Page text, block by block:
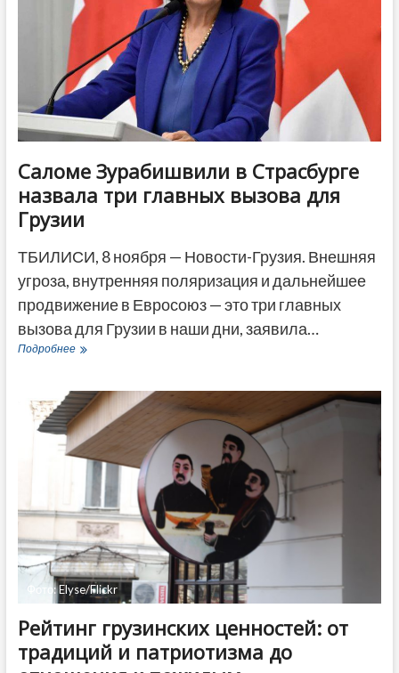
—
опрос
Саломе Зурабишвили в Страсбурге
назвала три главных вызова для
Грузии
ТБИЛИСИ, 8 ноября — Новости-Грузия. Внешняя
угроза, внутренняя поляризация и дальнейшее
продвижение в Евросоюз — это три главных
вызова для Грузии в наши дни, заявила…
ПодробнееСаломе
Страсбурге
назвала
три
главных
вызова
Фото: Elyse/Flickr
Рейтинг грузинских ценностей: от
традиций и патриотизма до